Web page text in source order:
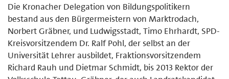
Die Kronacher Delegation von Bildungspolitikern
bestand aus den Bürgermeistern von Marktrodach,
Norbert Gräbner, und Ludwigsstadt, Timo Ehrhardt, SPD-
Kreisvorsitzendem Dr. Ralf Pohl, der selbst an der
Universität Lehrer ausbildet, Fraktionsvorsitzendem
Richard Rauh und Dietmar Schmidt, bis 2013 Rektor der